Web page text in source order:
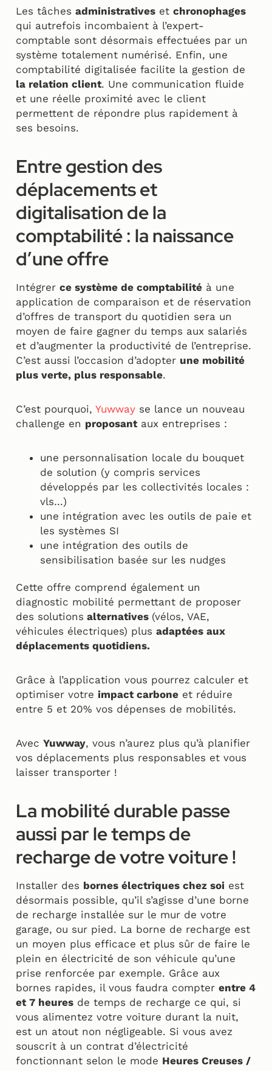
Les tâches administratives et chronophages
qui autrefois incombaient à l’expert-
comptable sont désormais effectuées par un
système totalement numérisé. Enfin, une
comptabilité digitalisée facilite la gestion de
la relation client. Une communication fluide
et une réelle proximité avec le client
permettent de répondre plus rapidement à
ses besoins.
Entre gestion des
déplacements et
digitalisation de la
comptabilité : la naissance
d’une offre
Intégrer ce système de comptabilité à une
application de comparaison et de réservation
d’offres de transport du quotidien sera un
moyen de faire gagner du temps aux salariés
et d’augmenter la productivité de l’entreprise.
C’est aussi l’occasion d’adopter une mobilité
plus verte, plus responsable.
C’est pourquoi, Yuwway se lance un nouveau
challenge en proposantaux entreprises :
une personnalisation locale du bouquet
de solution (y compris services
développés par les collectivités locales :
vls…)
une intégration avec les outils de paie et
les systèmes SI
une intégration des outils de
sensibilisation basée sur les nudges
Cette offre comprend également un
diagnostic mobilité permettant de proposer
des solutions alternatives (vélos, VAE,
véhicules électriques) plus adaptées aux
déplacements quotidiens.
Grâce à l’application vous pourrez calculer et
optimiser votre impact carbone et réduire
entre 5 et 20% vos dépenses de mobilités.
Avec Yuwway, vous n’aurez plus qu’à planifier
vos déplacements plus responsables et vous
laisser transporter !
La mobilité durable passe
aussi par le temps de
recharge de votre voiture !
Installer des bornes électriques chez soi est
désormais possible, qu’il s’agisse d’une borne
de recharge installée sur le mur de votre
garage, ou sur pied. La borne de recharge est
un moyen plus efficace et plus sûr de faire le
plein en électricité de son véhicule qu’une
prise renforcée par exemple. Grâce aux
bornes rapides, il vous faudra compter entre 4
et 7 heures de temps de recharge ce qui, si
vous alimentez votre voiture durant la nuit,
est un atout non négligeable. Si vous avez
souscrit à un contrat d’électricité
fonctionnant selon le mode Heures Creuses /